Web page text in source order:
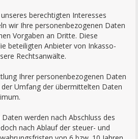
berechtigten Interesses
wir Ihre personenbezogenen Daten
Vorgaben an Dritte. Diese
beteiligten Anbieter von Inkasso-
Rechtsanwälte.
Ihrer personenbezogenen Daten
Umfang der übermittelten Daten
werden nach Abschluss des
nach Ablauf der steuer- und